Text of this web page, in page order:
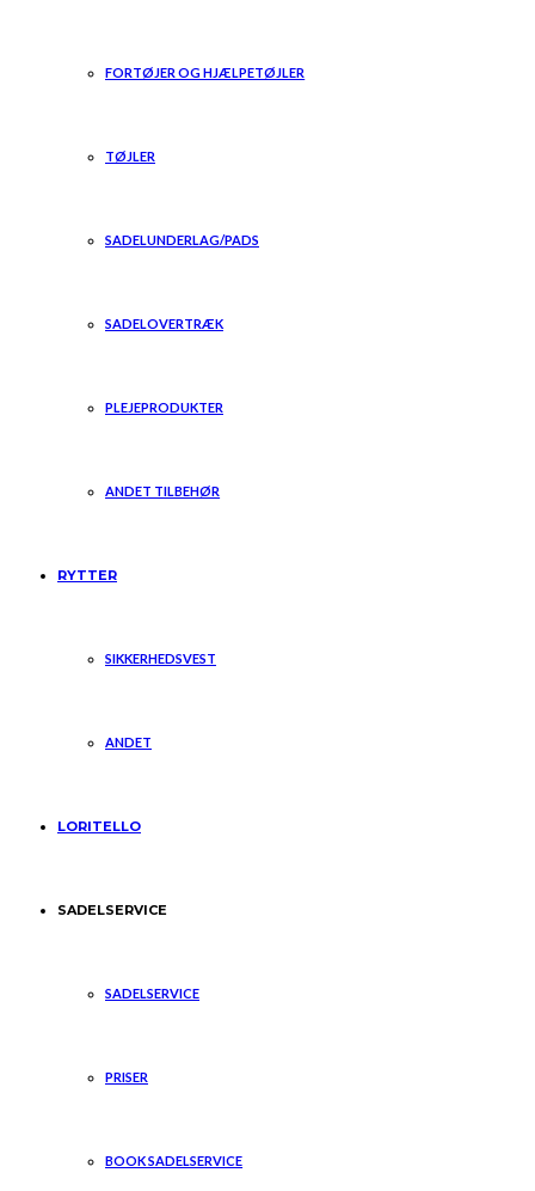
FORTØJER OG HJÆLPETØJLER
TØJLER
SADELUNDERLAG/PADS
SADELOVERTRÆK
PLEJEPRODUKTER
ANDET TILBEHØR
RYTTER
SIKKERHEDSVEST
ANDET
LORITELLO
SADELSERVICE
SADELSERVICE
PRISER
BOOK SADELSERVICE